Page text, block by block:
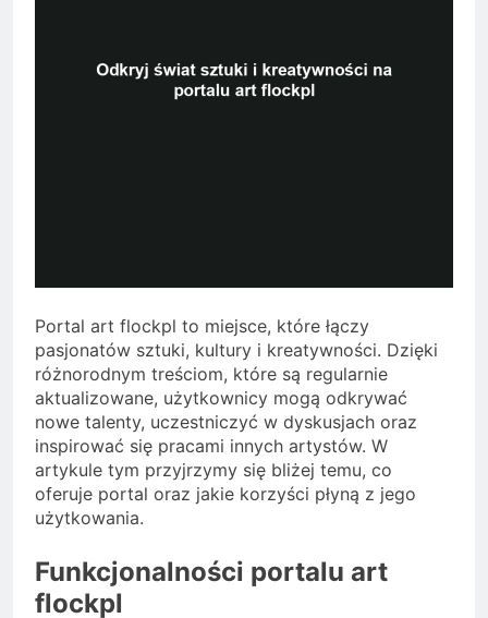
Portal art flockpl to miejsce, które łączy
pasjonatów sztuki, kultury i kreatywności. Dzięki
różnorodnym treściom, które są regularnie
aktualizowane, użytkownicy mogą odkrywać
nowe talenty, uczestniczyć w dyskusjach oraz
inspirować się pracami innych artystów. W
artykule tym przyjrzymy się bliżej temu, co
oferuje portal oraz jakie korzyści płyną z jego
użytkowania.
Funkcjonalności portalu art
flockpl